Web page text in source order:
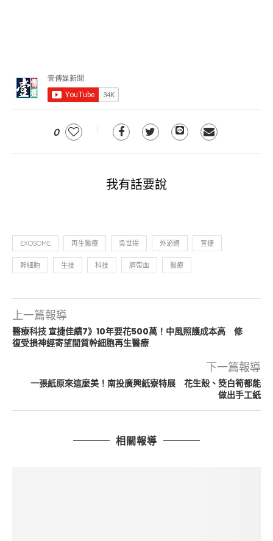
0
我有話要說
EXOSOME 再生醫療 吳世揚 外泌體 宣捷
幹細胞 生技 科技 臍帶血 醫療
上一篇報導
醫療科技 宣捷佳績7》10年要花500萬！中風照護成本高 修
復受損神經寄望間質幹細胞再生醫療
下一篇報導
一張紙原來這麼美！南投廣興紙寮特展 花生殼、筊白筍都能
做出手工紙
相關報導